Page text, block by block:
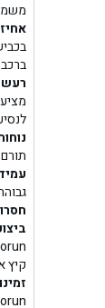
רעש
קיץ